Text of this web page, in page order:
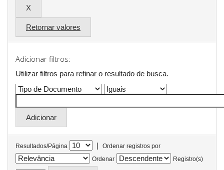
Retornar valores
Adicionar filtros:
Utilizar filtros para refinar o resultado de busca.
Resultados/Página |
Ordenar registros por
Ordenar
Registro(s)